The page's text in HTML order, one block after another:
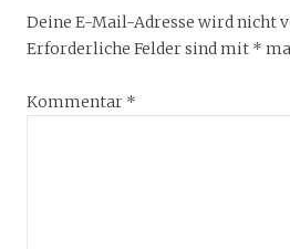
Deine E-Mail-Adresse wird nicht
Erforderliche Felder sind mit *
Kommentar *